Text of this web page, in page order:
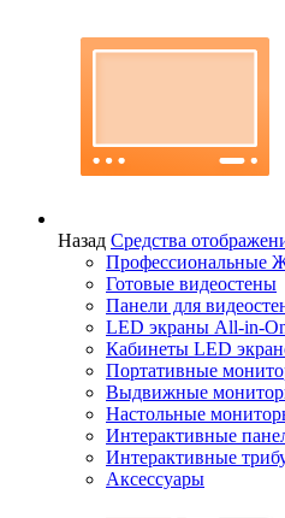
Назад Средства
Профессиональные
Готовые видеостены
Панели для
LED экраны All-in-
Кабинеты LED
Портативные
Выдвижные
Настольные
Интерактивные
Интерактивные
Аксессуары